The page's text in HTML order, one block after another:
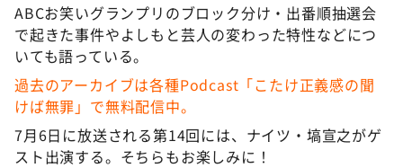
ABCお笑いグランプリのブロック分け・出番順抽選会
で起きた事件やよしもと芸人の変わった特性などにつ
いても語っている。
過去のアーカイブは各種Podcast「こたけ正義感の聞
けば無罪」で無料配信中。
7月6日に放送される第14回には、ナイツ・塙宣之がゲ
スト出演する。そちらもお楽しみに！